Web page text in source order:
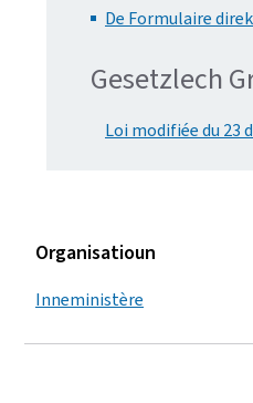
De Formulaire
Gesetzlech
Loi modifiée du 23
Organisatioun
Inneministère